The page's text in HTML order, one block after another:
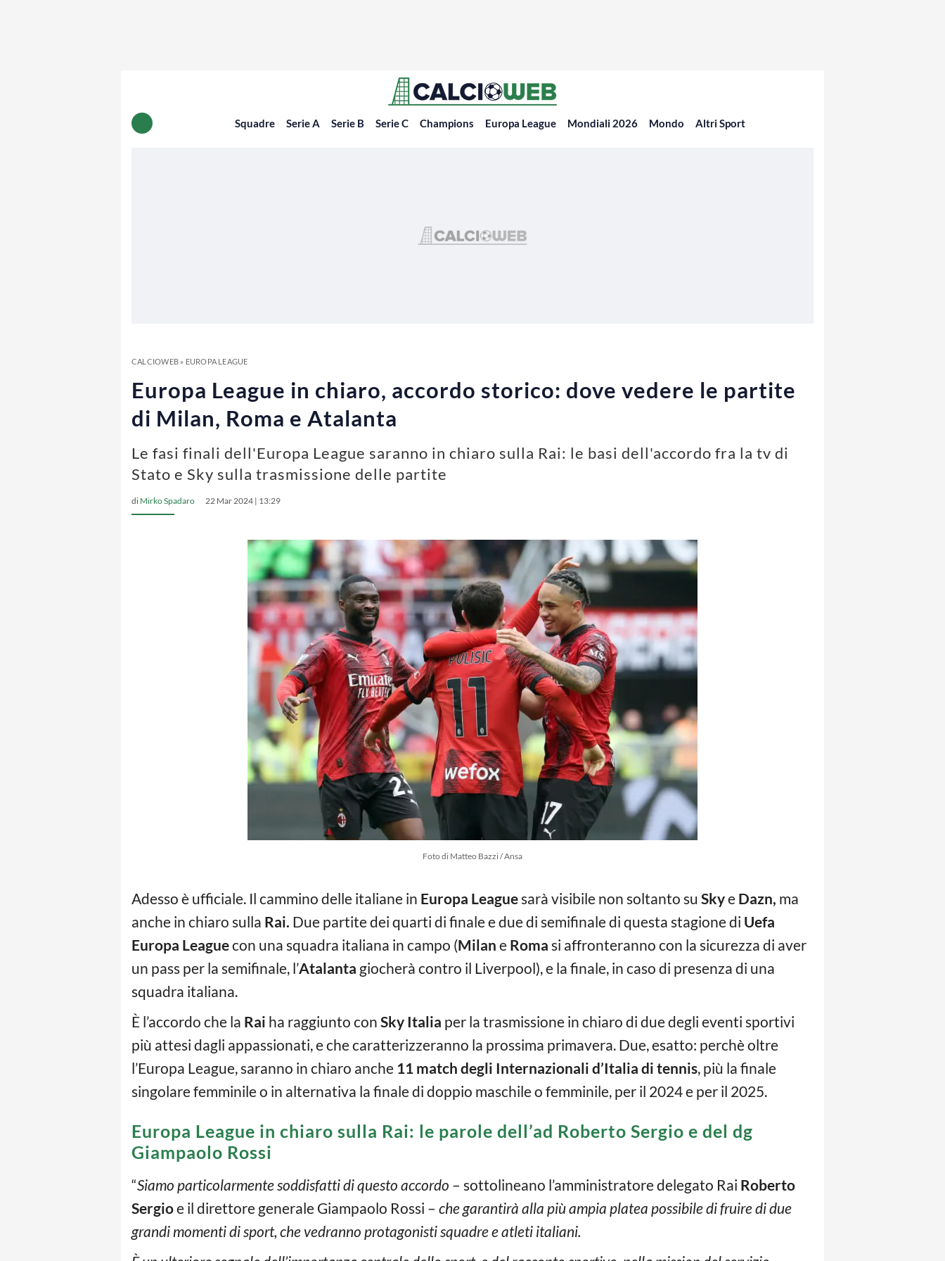
Squadre Serie A Serie B Serie C Champions Europa League Mondiali 2026 Mondo Altri Sport
CALCIOWEB» EUROPA LEAGUE
Europa League in chiaro, accordo storico: dove vedere le partite
di Milan, Roma e Atalanta
Le fasi finali dell'Europa League saranno in chiaro sulla Rai: le basi dell'accordo fra la tv di
Stato e Sky sulla trasmissione delle partite
di Mirko Spadaro 22 Mar 2024 | 13:29
Foto di Matteo Bazzi / Ansa
Adesso è ufficiale. Il cammino delle italiane in Europa Leaguesarà visibile non soltanto su Skye Dazn, ma
anche in chiaro sulla Rai. Due partite dei quarti di finale e due di semifinale di questa stagione di Uefa
Europa Leaguecon una squadra italiana in campo (Milan e Roma si affronteranno con la sicurezza di aver
un pass per la semifinale, l’Atalanta giocherà contro il Liverpool), e la finale, in caso di presenza di una
squadra italiana.
È l’accordo che la Rai ha raggiunto con Sky Italia per la trasmissione in chiaro di due degli eventi sportivi
più attesi dagli appassionati, e che caratterizzeranno la prossima primavera. Due, esatto: perchè oltre
l’Europa League, saranno in chiaro anche 11 match degli Internazionali d’Italia di tennis, più la finale
singolare femminile o in alternativa la finale di doppio maschile o femminile, per il 2024 e per il 2025.
Europa League in chiaro sulla Rai: le parole dell’ad Roberto Sergio e del dg
Giampaolo Rossi
“Siamo particolarmente soddisfatti di questo accordo – sottolineano l’amministratore delegato Rai Roberto
Sergioe il direttore generale Giampaolo Rossi – che garantirà alla più ampia platea possibile di fruire di due
grandi momenti di sport, che vedranno protagonisti squadre e atleti italiani.